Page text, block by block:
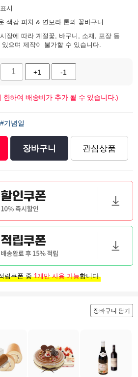
시
색감 피치 & 연보라 톤의 꽃바구니
장에 따라 계절꽃, 바구니, 소재, 포장 등
있으며 제작이 불가할 수 있습니다.
+1 -1
한하여 배송비가 추가 될 수 있습니다.)
#기념일
장바구니 관심상품
립쿠폰 중1개만 사용 가능합니다.
장바구니 담기